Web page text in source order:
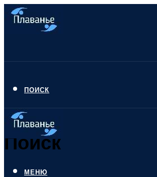
ПОИСК
Поиск
МЕНЮ